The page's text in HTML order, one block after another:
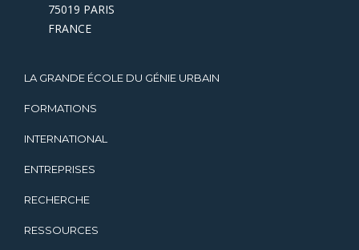
75019 PARIS
FRANCE
LA GRANDE ÉCOLE DU GÉNIE URBAIN
FORMATIONS
INTERNATIONAL
ENTREPRISES
RECHERCHE
RESSOURCES